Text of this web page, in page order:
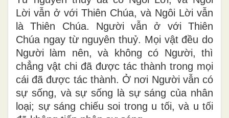
Thánh Gio-an.
Từ nguyên thủy đã có Ngôi Lời, và Ngôi
Lời vẫn ở với Thiên Chúa, và Ngôi Lời vẫn
là Thiên Chúa. Người vẫn ở với Thiên
Chúa ngay từ nguyên thuỷ. Mọi vật đều do
Người làm nên, và không có Người, thì
chẳng vật chi đã được tác thành trong mọi
cái đã được tác thành. Ở nơi Người vẫn có